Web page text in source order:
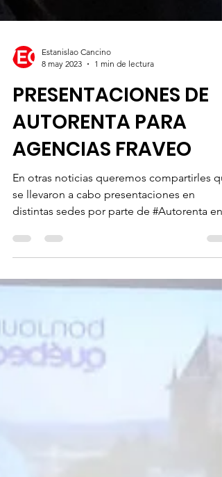
Estanislao Cancino
8 may 2023
1 min de lectura
PRESENTACIONES DE
AUTORENTA PARA
AGENCIAS FRAVEO
En otras noticias queremos compartirles
distintas sedes por parte de #Autorenta en